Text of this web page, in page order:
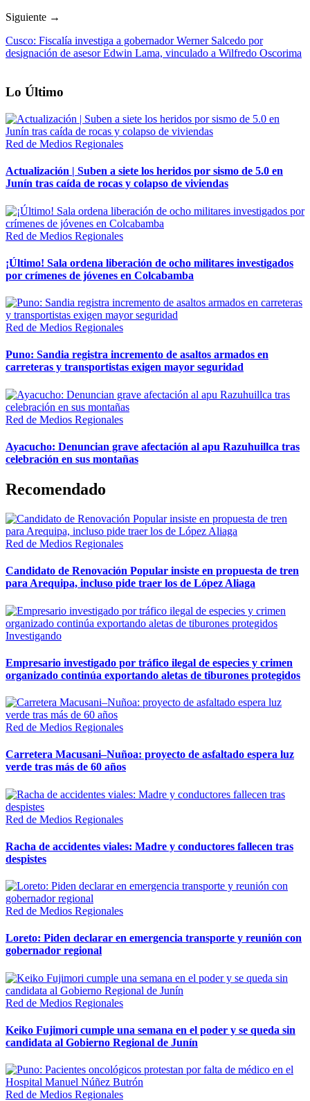
Siguiente →
Cusco: Fiscalía investiga a gobernador Werner Salcedo por
designación de asesor Edwin Lama, vinculado a Wilfredo Oscorima
Lo Último
Red de Medios Regionales
Actualización | Suben a siete los heridos por sismo de 5.0 en
Junín tras caída de rocas y colapso de viviendas
Red de Medios Regionales
¡Último! Sala ordena liberación de ocho militares investigados
por crímenes de jóvenes en Colcabamba
Red de Medios Regionales
Puno: Sandia registra incremento de asaltos armados en
carreteras y transportistas exigen mayor seguridad
Red de Medios Regionales
Ayacucho: Denuncian grave afectación al apu Razuhuillca tras
celebración en sus montañas
Recomendado
Red de Medios Regionales
Candidato de Renovación Popular insiste en propuesta de tren
para Arequipa, incluso pide traer los de López Aliaga
Investigando
Empresario investigado por tráfico ilegal de especies y crimen
organizado continúa exportando aletas de tiburones protegidos
Red de Medios Regionales
Carretera Macusani–Nuñoa: proyecto de asfaltado espera luz
verde tras más de 60 años
Red de Medios Regionales
Racha de accidentes viales: Madre y conductores fallecen tras
despistes
Red de Medios Regionales
Loreto: Piden declarar en emergencia transporte y reunión con
gobernador regional
Red de Medios Regionales
Keiko Fujimori cumple una semana en el poder y se queda sin
candidata al Gobierno Regional de Junín
Red de Medios Regionales